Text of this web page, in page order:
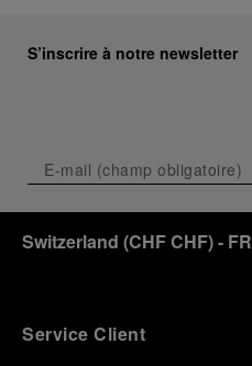
S’inscrire à notre newsletter
Switzerland (CHF CHF)- FR
Service Client